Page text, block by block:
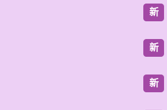
新
新
新